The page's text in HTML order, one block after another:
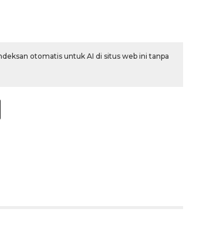
otomatis untuk AI di situs web ini tanpa